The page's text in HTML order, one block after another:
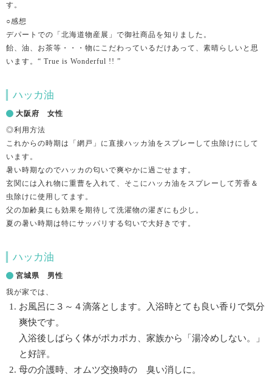
す。
○感想
デパートでの「北海道物産展」で御社商品を知りました。
飴、油、お茶等・・・物にこだわっているだけあって、素晴らしいと思
います。“ True is Wonderful !! ”
ハッカ油
大阪府 女性
◎利用方法
これからの時期は「網戸」に直接ハッカ油をスプレーして虫除けにして
います。
暑い時期なのでハッカの匂いで爽やかに過ごせます。
玄関には入れ物に重曹を入れて、そこにハッカ油をスプレーして芳香＆
虫除けに使用してます。
父の加齢臭にも効果を期待して洗濯物の濯ぎにも少し。
夏の暑い時期は特にサッパリする匂いで大好きです。
ハッカ油
宮城県 男性
我が家では、
お風呂に３～４滴落とします。入浴時とても良い香りで気分
爽快です。
入浴後しばらく体がポカポカ、家族から「湯冷めしない。」
と好評。
母の介護時、オムツ交換時の 臭い消しに。